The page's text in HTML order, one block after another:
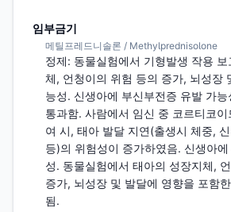
임부금기
메틸프레드니솔론 / Methylprednisolone
정제: 동물실험에서 기형발생 작용 보
체, 언청이의 위험 등의 증가, 뇌성장
능성. 신생아에 부신부전증 유발 가
통과함. 사람에서 임신 중 코르티코
여 시, 태아 발달 지연(출생시 체중,
등)의 위험성이 증가하였음. 신생아
성. 동물실험에서 태아의 성장지체,
증가, 뇌성장 및 발달에 영향을 포함
됨.